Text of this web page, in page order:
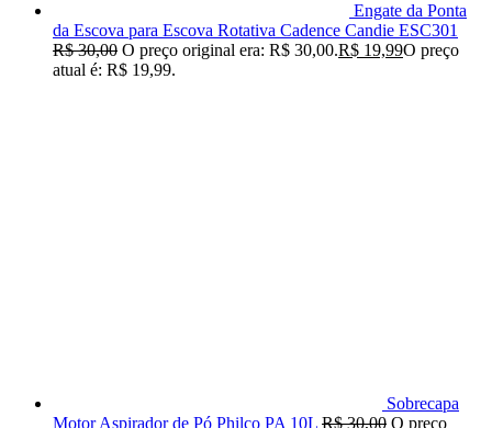
Engate da Ponta
da Escova para Escova Rotativa Cadence Candie ESC301
R$30,00 O preço original era: R$ 30,00.R$ 19,99O preço
atual é: R$ 19,99.
Sobrecapa
Motor Aspirador de Pó Philco PA 10L R$30,00 O preço